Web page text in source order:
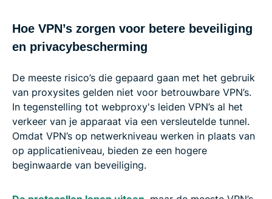
Hoe VPN’s zorgen voor betere beveiliging
en privacybescherming
De meeste risico’s die gepaard gaan met het gebruik
van proxysites gelden niet voor betrouwbare VPN’s.
In tegenstelling tot webproxy's leiden VPN’s al het
verkeer van je apparaat via een versleutelde tunnel.
Omdat VPN’s op netwerkniveau werken in plaats van
op applicatieniveau, bieden ze een hogere
beginwaarde van beveiliging.